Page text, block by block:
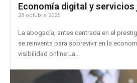
Economía digital y
28 octubre 2025
La abogacía, antes centrada en el
se reinventa para sobrevivir en la
visibilidad online La...